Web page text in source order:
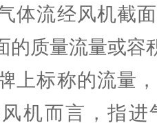
体流经风机截
的质量流量或容
上标称的流量
机而言，指进